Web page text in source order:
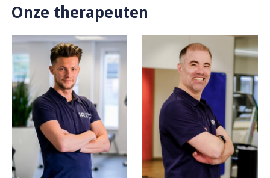
Onze therapeuten